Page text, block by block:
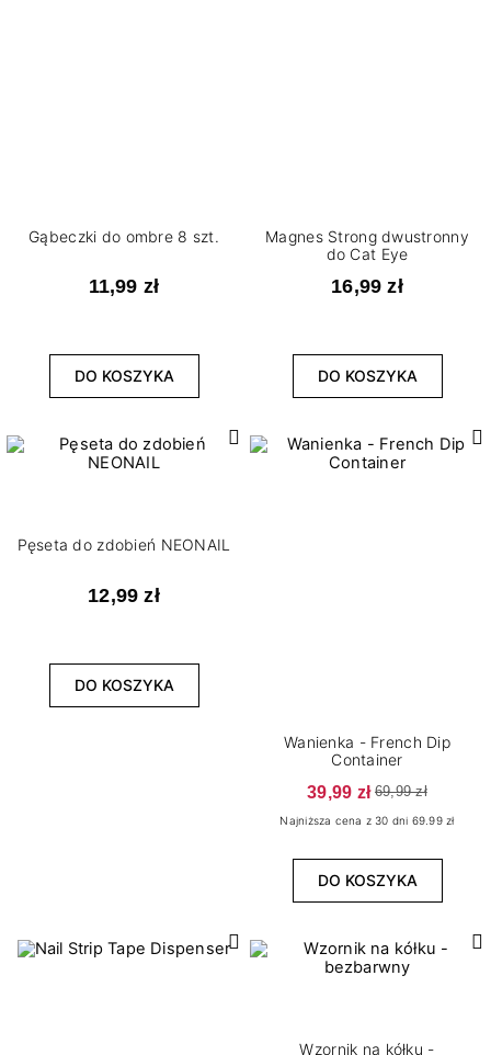
Gąbeczki do ombre 8 szt.
11,99 zł
DO KOSZYKA
Magnes Strong dwustronny
do Cat Eye
16,99 zł
DO KOSZYKA
Pęseta do zdobień NEONAIL
12,99 zł
DO KOSZYKA
Wanienka - French Dip
Container
39,99 zł 69,99 zł
Najniższa cena z 30 dni 69.99 zł
DO KOSZYKA
Wzornik na kółku -